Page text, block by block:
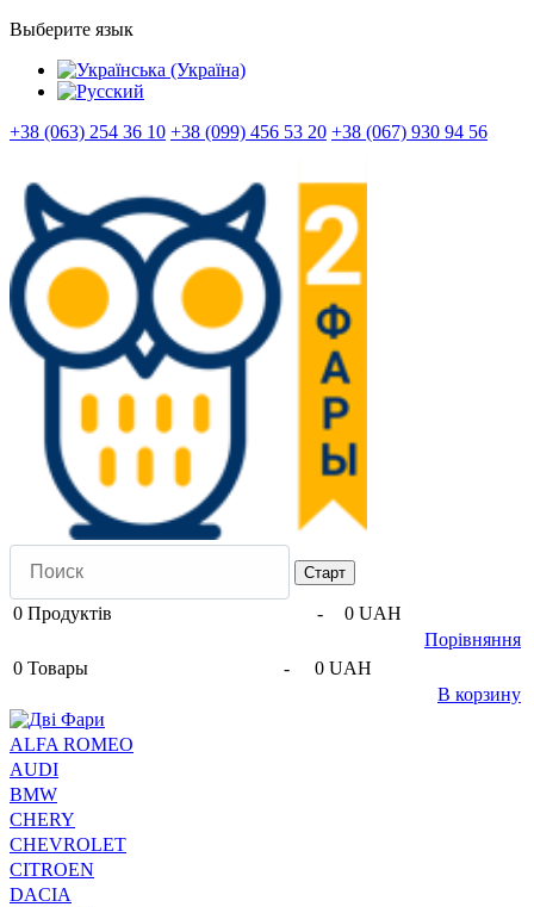
Выберите язык
+38 (063) 254 36 10 +38 (099) 456 53 20 +38 (067) 930 94 56
0 Продуктів -
0 UAH
Порівняння
0 Товары -
0 UAH
В корзину
ALFA ROMEO
AUDI
BMW
CHERY
CHEVROLET
CITROEN
DACIA